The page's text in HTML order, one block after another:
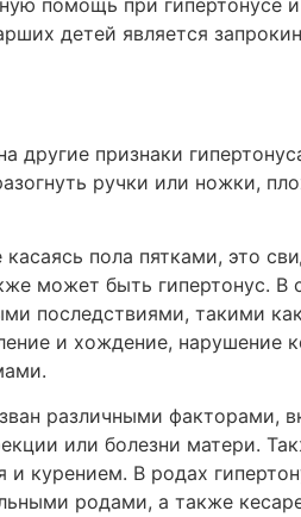
детей является
другие признаки
ручки или ножки,
пола пятками, это
может быть гипертонус. В
последствиями, такими
и хождение,
различными факторами,
или болезни матери.
и курением. В родах
родами, а также